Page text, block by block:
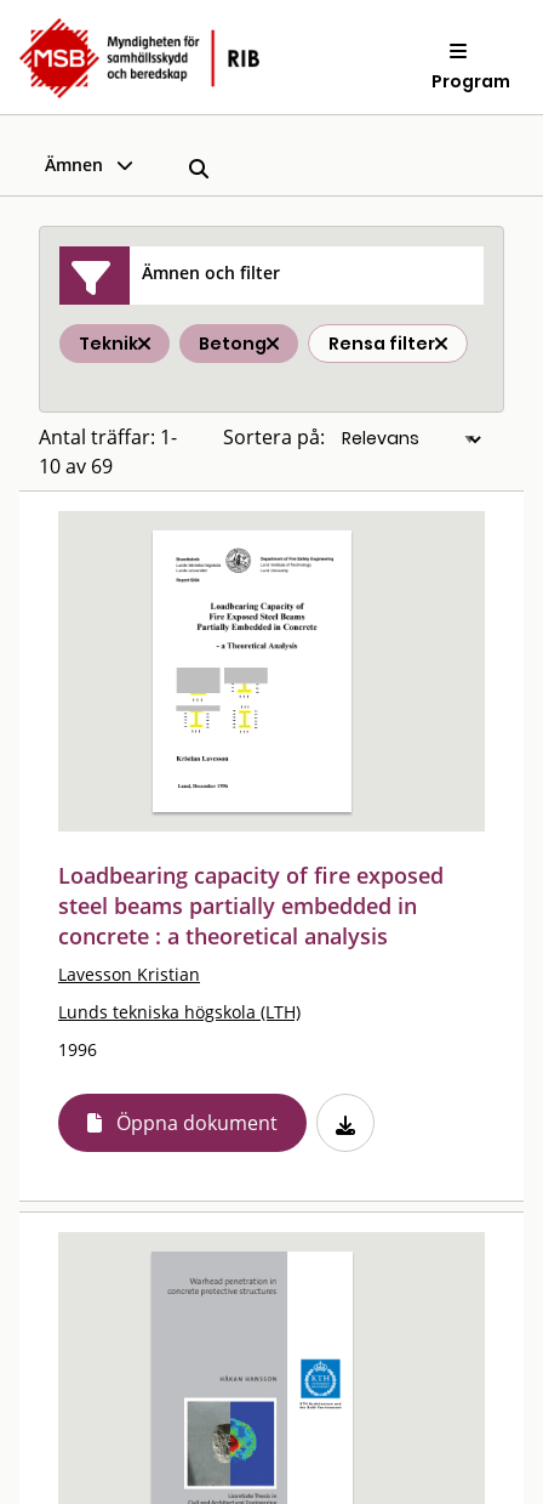
Program
Ämnen
Ämnen och filter
Teknik Betong Rensa filter
Antal träffar: 1-
10 av 69
Sortera på:
Loadbearing capacity of fire exposed
steel beams partially embedded in
concrete : a theoretical analysis
Lavesson Kristian
Lunds tekniska högskola (LTH)
1996
Öppna dokument